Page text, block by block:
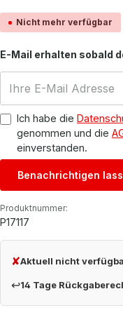
Nicht mehr verfügbar
E-Mail erhalten sobald
Ich habe die
genommen und die
einverstanden.
Benachrichtigen
Produktnummer:
P17117
✘Aktuell nicht
↩14 Tage